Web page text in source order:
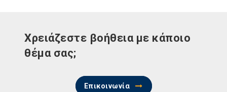
Χρειάζεστε βοήθεια με κάποιο
θέμα σας;
Επικοινωνία